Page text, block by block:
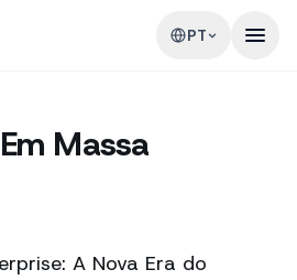
PT
Massa
A Nova Era do